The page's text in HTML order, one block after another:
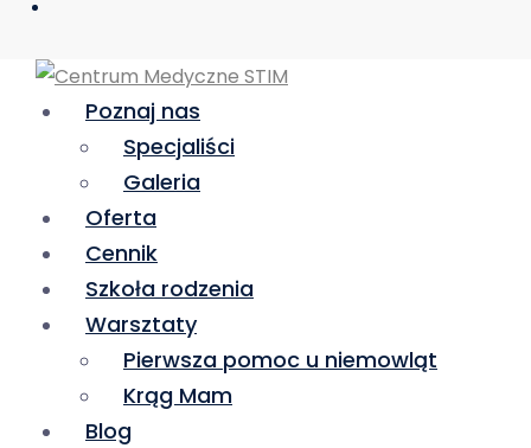
Poznaj nas
Specjaliści
Galeria
Oferta
Cennik
Szkoła rodzenia
Warsztaty
Pierwsza pomoc u niemowląt
Krąg Mam
Blog